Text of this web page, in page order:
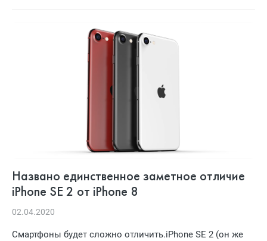
Названо единственное заметное отличие
iPhone SE 2 от iPhone 8
02.04.2020
Смартфоны будет сложно отличить.iPhone SE 2 (он же